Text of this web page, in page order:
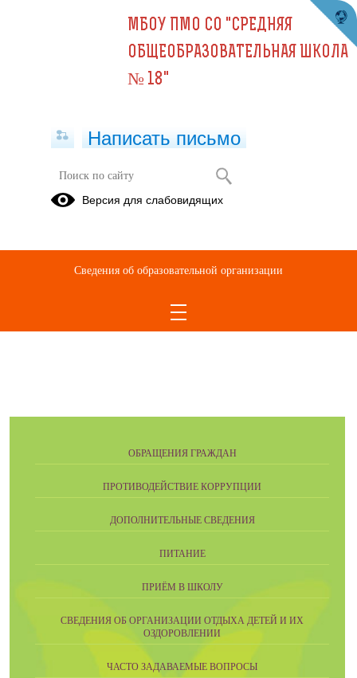
Публикации за 06.06.2026
Осторожно - Вейп!
ОБРАЩЕНИЯ ГРАЖДАН
ПРОТИВОДЕЙСТВИЕ КОРРУПЦИИ
ДОПОЛНИТЕЛЬНЫЕ СВЕДЕНИЯ
ПИТАНИЕ
ПРИЁМ В ШКОЛУ
СВЕДЕНИЯ ОБ ОРГАНИЗАЦИИ ОТДЫХА ДЕТЕЙ И ИХ
ОЗДОРОВЛЕНИИ
ЧАСТО ЗАДАВАЕМЫЕ ВОПРОСЫ
МБОУ ПМО СО "СРЕДНЯЯ
ОБЩЕОБРАЗОВАТЕЛЬНАЯ ШКОЛА
№ 18"
Написать письмо
Версия для слабовидящих
Сведения об образовательной организации